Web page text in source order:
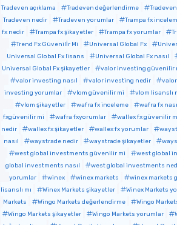
Tradeven açıklama
Tradeven değerlendirme
Tradeven nedir
Tradeven yorumlar Trampa fx
fx nedir
Trampa fx şikayetler Trampa fx yorumlar
Trend Fx Güvenilİr Mi
Universal Global Fx
Universal Global Fx lisans
Universal Global Fx nasıl
Universal Global Fx şikayetler
valor investing güvenilir
valor investing nasıl
valor investing nedir
investing yorumlar
vlom güvenilir mi vlom lisanslı
vlom şikayetler
wafra fx inceleme wafra fx
fxgüvenilir mi
wafra fxyorumlar wallex fx güvenilir
nedir
wallex fx şikayetler wallex fx yorumlar
nasıl
waystrade nedir waystrade şikayetler
west global investments güvenilir mi
west global
global investments nasıl
west global investments
yorumlar
winex winex markets winex markets
lisanslı mı
Winex Markets şikayetler Winex Markets
Markets
Wingo Markets değerlendirme Wingo
Wingo Markets şikayetler
Wingo Markets yorumlar